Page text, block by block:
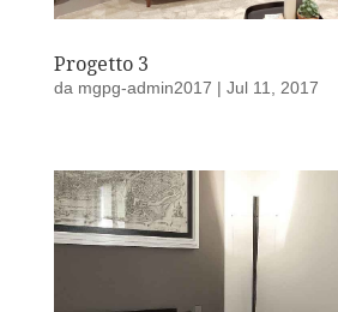
Progetto 3
da mgpg-admin2017 | Jul 11, 2017